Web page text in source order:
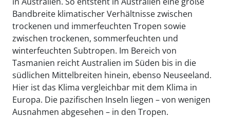
Bandbreite klimatischer Verhältnisse zwischen
trockenen und immerfeuchten Tropen sowie
zwischen trockenen, sommerfeuchten und
winterfeuchten Subtropen. Im Bereich von
Tasmanien reicht Australien im Süden bis in die
südlichen Mittelbreiten hinein, ebenso Neuseeland.
Hier ist das Klima vergleichbar mit dem Klima in
Europa. Die pazifischen Inseln liegen – von wenigen
Ausnahmen abgesehen – in den Tropen.